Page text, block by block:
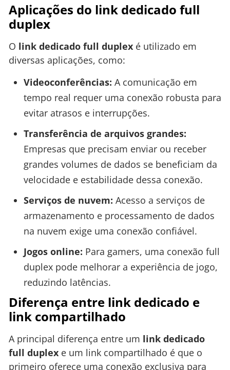
Aplicações do link dedicado full
duplex
O link dedicado full duplex é utilizado em
diversas aplicações, como:
Videoconferências: A comunicação em
tempo real requer uma conexão robusta para
evitar atrasos e interrupções.
Transferência de arquivos grandes:
Empresas que precisam enviar ou receber
grandes volumes de dados se beneficiam da
velocidade e estabilidade dessa conexão.
Serviços de nuvem: Acesso a serviços de
armazenamento e processamento de dados
na nuvem exige uma conexão confiável.
Jogos online: Para gamers, uma conexão full
duplex pode melhorar a experiência de jogo,
reduzindo latências.
Diferença entre link dedicado e
link compartilhado
A principal diferença entre um link dedicado
full duplex e um link compartilhado é que o
primeiro oferece uma conexão exclusiva para